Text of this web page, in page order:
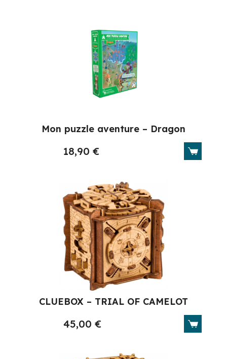
Mon puzzle aventure – Dragon
18,90€
CLUEBOX – TRIAL OF CAMELOT
45,00€